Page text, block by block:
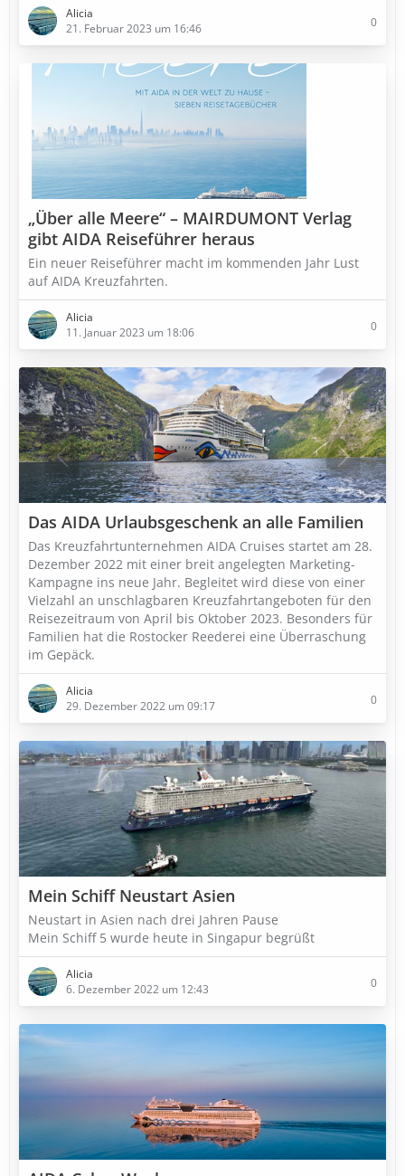
Alicia
21. Februar 2023 um 16:46
0
„Über alle Meere“ – MAIRDUMONT Verlag
gibt AIDA Reiseführer heraus
Ein neuer Reiseführer macht im kommenden Jahr Lust
auf AIDA Kreuzfahrten.
Alicia
11. Januar 2023 um 18:06
0
Das AIDA Urlaubsgeschenk an alle Familien
Das Kreuzfahrtunternehmen AIDA Cruises startet am 28.
Dezember 2022 mit einer breit angelegten Marketing-
Kampagne ins neue Jahr. Begleitet wird diese von einer
Vielzahl an unschlagbaren Kreuzfahrtangeboten für den
Reisezeitraum von April bis Oktober 2023. Besonders für
Familien hat die Rostocker Reederei eine Überraschung
im Gepäck.
Alicia
29. Dezember 2022 um 09:17
0
Mein Schiff Neustart Asien
Neustart in Asien nach drei Jahren Pause
Mein Schiff 5 wurde heute in Singapur begrüßt
Alicia
6. Dezember 2022 um 12:43
0